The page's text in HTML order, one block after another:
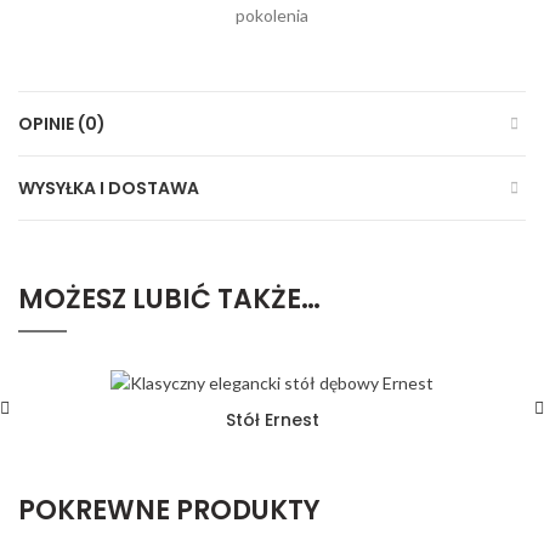
pokolenia
OPINIE (0)
WYSYŁKA I DOSTAWA
MOŻESZ LUBIĆ TAKŻE…
Stół Ernest
POKREWNE PRODUKTY